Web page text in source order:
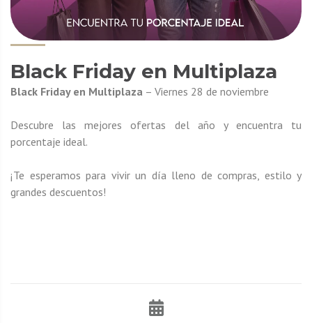
Black Friday en Multiplaza
Black Friday en Multiplaza – Viernes 28 de noviembre
Descubre las mejores ofertas del año y encuentra tu
porcentaje ideal.
¡Te esperamos para vivir un día lleno de compras, estilo y
grandes descuentos!